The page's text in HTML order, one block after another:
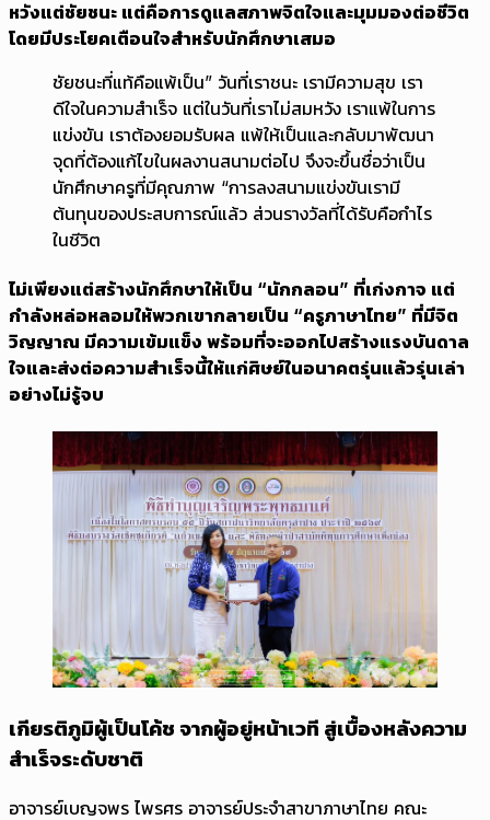
หวังแต่ชัยชนะ แต่คือการดูแลสภาพจิตใจและมุมมองต่อชีวิต
โดยมีประโยคเตือนใจสำหรับนักศึกษาเสมอ
ชัยชนะที่แท้คือแพ้เป็น” วันที่เราชนะ เรามีความสุข เรา
ดีใจในความสำเร็จ แต่ในวันที่เราไม่สมหวัง เราแพ้ในการ
แข่งขัน เราต้องยอมรับผล แพ้ให้เป็นและกลับมาพัฒนา
จุดที่ต้องแก้ไขในผลงานสนามต่อไป จึงจะขึ้นชื่อว่าเป็น
นักศึกษาครูที่มีคุณภาพ “การลงสนามแข่งขันเรามี
ต้นทุนของประสบการณ์แล้ว ส่วนรางวัลที่ได้รับคือกำไร
ในชีวิต
ไม่เพียงแต่สร้างนักศึกษาให้เป็น “นักกลอน” ที่เก่งกาจ แต่
กำลังหล่อหลอมให้พวกเขากลายเป็น “ครูภาษาไทย” ที่มีจิต
วิญญาณ มีความเข้มแข็ง พร้อมที่จะออกไปสร้างแรงบันดาล
ใจและส่งต่อความสำเร็จนี้ให้แก่ศิษย์ในอนาคตรุ่นแล้วรุ่นเล่า
อย่างไม่รู้จบ
เกียรติภูมิผู้เป็นโค้ช จากผู้อยู่หน้าเวที สู่เบื้องหลังความ
สำเร็จระดับชาติ
อาจารย์เบญจพร ไพรศร อาจารย์ประจำสาขาภาษาไทย คณะ